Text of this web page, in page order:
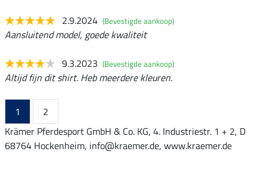
2.9.2024 (Bevestigde aankoop)
Aansluitend model, goede kwaliteit
9.3.2023 (Bevestigde aankoop)
Altijd fijn dit shirt. Heb meerdere kleuren.
1
2
Krämer Pferdesport GmbH & Co. KG, 4. Industriestr. 1 + 2, D
68764 Hockenheim, info@kraemer.de, www.kraemer.de